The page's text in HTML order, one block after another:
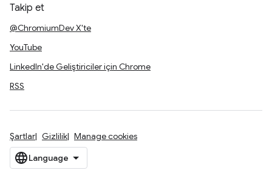
Takip et
@ChromiumDev X'te
YouTube
LinkedIn'de Geliştiriciler için Chrome
RSS
Şartlar Gizlilik Manage cookies